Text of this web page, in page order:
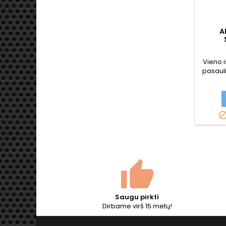
Vieno
-
Saugu pirkti
Dirbame virš 15 metų!